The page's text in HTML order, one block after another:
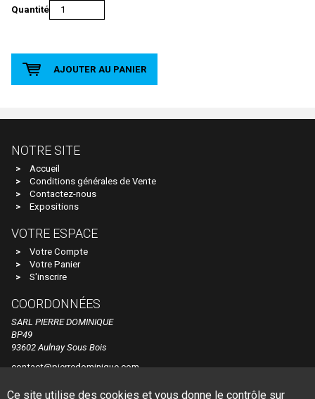
Motos / Triporteurs / Velos
Rails Et Accessoires De Voies
Véhicules
ARNOLD
Art-Toys / Wespe Models
ARTRAIN
Atelier Debelleyme
ATHEARN
ATLAS
ATLAS EDITION
ATM
Autoscenes
AVAN STYLE
Quantité
AJOUTER AU PANIER
NOTRE SITE
Accueil
Conditions générales de Vente
Contactez-nous
Expositions
VOTRE ESPACE
Votre Compte
Votre Panier
S'inscrire
COORDONNÉES
SARL PIERRE DOMINIQUE
BP49
93602 Aulnay Sous Bois
contact@pierredominique.com
Ce site utilise des cookies et vous donne le contrôle sur